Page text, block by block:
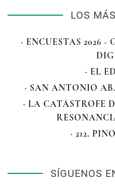
LOS
· ENCUESTAS 2026
· EL
· SAN ANTONIO
· LA CATÁSTROFE
· 212.
SÍGUENOS